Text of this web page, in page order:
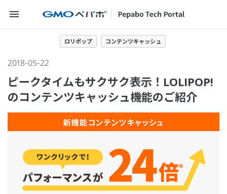
メニューを開く
ロリポップ コンテンツキャッシュ
2018-05-22
ピークタイムもサクサク表示！LOLIPOP!
のコンテンツキャッシュ機能のご紹介